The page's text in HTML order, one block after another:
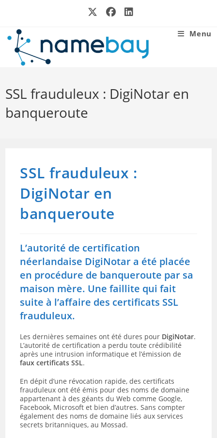
Menu
SSL frauduleux : DigiNotar en
banqueroute
SSL frauduleux :
DigiNotar en
banqueroute
L’autorité de certification
néerlandaise DigiNotar a été placée
en procédure de banqueroute par sa
maison mère. Une faillite qui fait
suite à l’affaire des certificats SSL
frauduleux.
Les dernières semaines ont été dures pour DigiNotar.
L’autorité de certification a perdu toute crédibilité
après une intrusion informatique et l’émission de
faux certificats SSL.
En dépit d’une révocation rapide, des certificats
frauduleux ont été émis pour des noms de domaine
appartenant à des géants du Web comme Google,
Facebook, Microsoft et bien d’autres. Sans compter
également des noms de domaine liés aux services
secrets britanniques, au Mossad.